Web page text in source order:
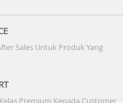
Sales Untuk Produk Yang
Premium Kepada Customer